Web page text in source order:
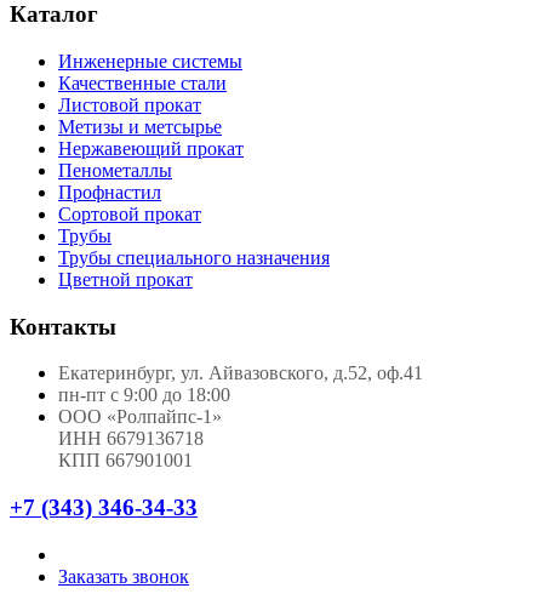
Каталог
Инженерные системы
Качественные стали
Листовой прокат
Метизы и метсырье
Нержавеющий прокат
Пенометаллы
Профнастил
Сортовой прокат
Трубы
Трубы специального назначения
Цветной прокат
Контакты
Екатеринбург, ул. Айвазовского, д.52, оф.41
пн-пт с 9:00 до 18:00
ООО «Ролпайпс-1»
ИНН 6679136718
КПП 667901001
+7 (343) 346-34-33
Заказать звонок